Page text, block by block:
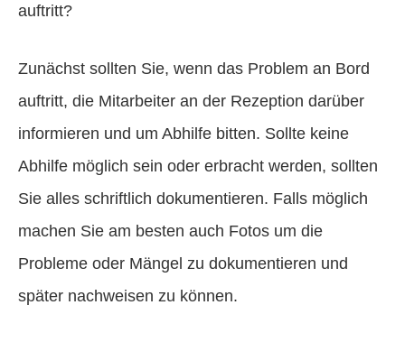
auftritt?
Zunächst sollten Sie, wenn das Problem an Bord
auftritt, die Mitarbeiter an der Rezeption darüber
informieren und um Abhilfe bitten. Sollte keine
Abhilfe möglich sein oder erbracht werden, sollten
Sie alles schriftlich dokumentieren. Falls möglich
machen Sie am besten auch Fotos um die
Probleme oder Mängel zu dokumentieren und
später nachweisen zu können.